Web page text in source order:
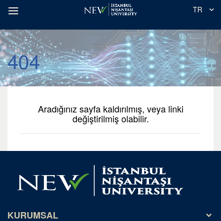
TR
404
Aradığınız sayfa kaldırılmış, veya linki
değiştirilmiş olabilir.
KURUMSAL